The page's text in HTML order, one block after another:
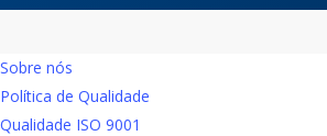
Sobre nós
Política de Qualidade
Qualidade ISO 9001